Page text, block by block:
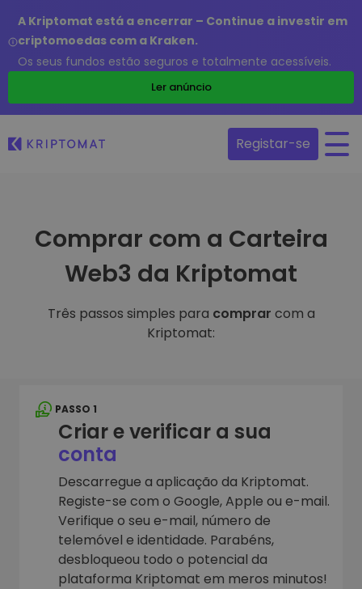
A Kriptomat está a encerrar – Continue a investir em
criptomoedas com a Kraken.
Os seus fundos estão seguros e totalmente acessíveis.
Ler anúncio
Registar-se
Comprar com a Carteira
Web3 da Kriptomat
Três passos simples para comprar com a
Kriptomat:
PASSO 1
Criar e verificar a sua
conta
Descarregue a aplicação da Kriptomat.
Registe-se com o Google, Apple ou e-mail.
Verifique o seu e-mail, número de
telemóvel e identidade. Parabéns,
desbloqueou todo o potencial da
plataforma Kriptomat em meros minutos!